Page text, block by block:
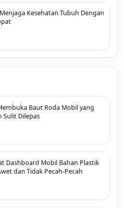
Kesehatan Tubuh Dengan
Baut Roda Mobil yang
Sulit Dilepas
Dashboard Mobil Bahan Plastik
dan Tidak Pecah-Pecah